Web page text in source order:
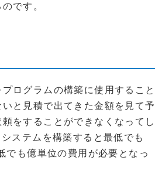
です。
ログラムの構築に使用すること
と見積で出てきた金額を見て予
をすることができなくなってし
ステムを構築すると最低でも
でも億単位の費用が必要となっ